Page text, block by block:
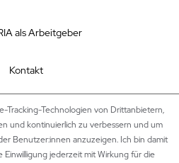
als Arbeitgeber
Kontakt
Impressum
Tracking-Technologien von Drittanbietern,
und kontinuierlich zu verbessern und um
Benutzer:innen anzuzeigen. Ich bin damit
jederzeit mit Wirkung für die